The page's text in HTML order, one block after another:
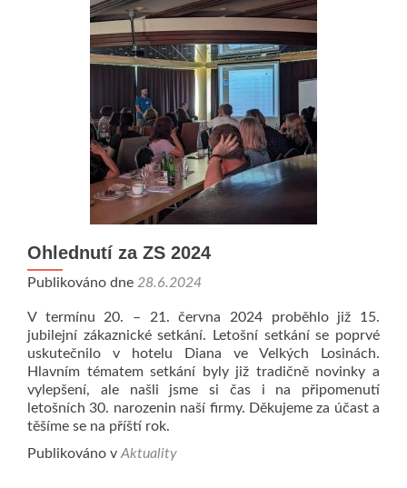
Ohlednutí za ZS 2024
Publikováno dne 28.6.2024
V termínu 20. – 21. června 2024 proběhlo již 15.
jubilejní zákaznické setkání. Letošní setkání se poprvé
uskutečnilo v hotelu Diana ve Velkých Losinách.
Hlavním tématem setkání byly již tradičně novinky a
vylepšení, ale našli jsme si čas i na připomenutí
letošních 30. narozenin naší firmy. Děkujeme za účast a
těšíme se na příští rok.
Publikováno v Aktuality